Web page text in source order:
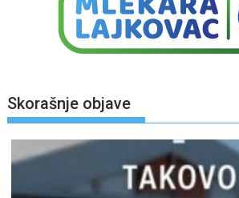
Skorašnje objave